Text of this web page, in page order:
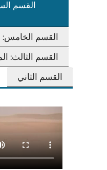
القسم
القسم الخامس:
القسم الثالث:
القسم الثاني